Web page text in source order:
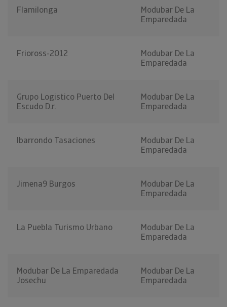
Flamilonga
Modubar De La
Emparedada
Frioross-2012
Modubar De La
Emparedada
Grupo Logistico Puerto Del
Escudo D.r.
Modubar De La
Emparedada
Ibarrondo Tasaciones
Modubar De La
Emparedada
Jimena9 Burgos
Modubar De La
Emparedada
La Puebla Turismo Urbano
Modubar De La
Emparedada
Modubar De La Emparedada
Josechu
Modubar De La
Emparedada